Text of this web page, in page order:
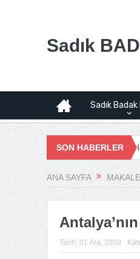
Sadık
Sadık
SON HABERLER
Projesi | Bağımsız Havacılar
ANA SAYFA
Tarih: 01 Ara, 2009